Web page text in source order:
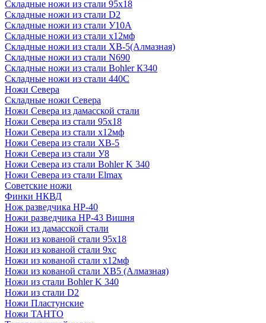
Складные ножи из стали 95х18
Складные ножи из стали D2
Складные ножи из стали У10А
Складные ножи из стали х12мф
Складные ножи из стали ХВ-5(Алмазная)
Складные ножи из стали N690
Складные ножи из стали Bohler К340
Складные ножи из стали 440С
Ножи Севера
Складные ножи Севера
Ножи Севера из дамасской стали
Ножи Севера из стали 95х18
Ножи Севера из стали х12мф
Ножи Севера из стали ХВ-5
Ножи Севера из стали У8
Ножи Севера из стали Bohler K 340
Ножи Севера из стали Elmax
Советские ножи
Финки НКВД
Нож разведчика НР-40
Ножи разведчика НР-43 Вишня
Ножи из дамасской стали
Ножи из кованой стали 95х18
Ножи из кованой стали 9хс
Ножи из кованой стали х12мф
Ножи из кованой стали ХВ5 (Алмазная)
Ножи из стали Bohler K 340
Ножи из стали D2
Ножи Пластунские
Ножи ТАНТО